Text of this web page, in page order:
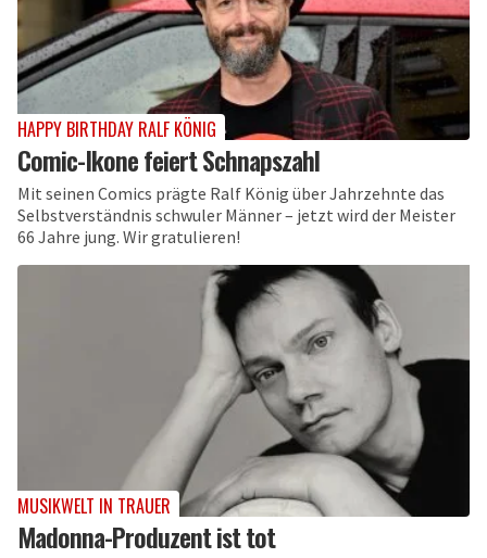
HAPPY BIRTHDAY RALF KÖNIG
Comic-Ikone feiert Schnapszahl
Mit seinen Comics prägte Ralf König über Jahrzehnte das
Selbstverständnis schwuler Männer – jetzt wird der Meister
66 Jahre jung. Wir gratulieren!
MUSIKWELT IN TRAUER
Madonna-Produzent ist tot